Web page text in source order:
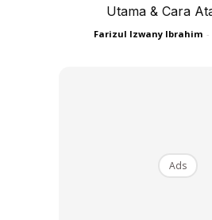
Utama & Cara
Farizul Izwany Ibrahim -
Ads